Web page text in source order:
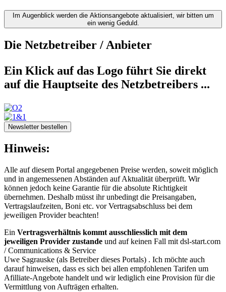
Im Augenblick werden die Aktionsangebote aktualisiert, wir bitten um
ein wenig Geduld.
Die Netzbetreiber / Anbieter
Ein Klick auf das Logo führt Sie direkt
auf die Hauptseite des Netzbetreibers ...
Newsletter bestellen
Hinweis:
Alle auf diesem Portal angegebenen Preise werden, soweit möglich
und in angemessenen Abständen auf Aktualität überprüft. Wir
können jedoch keine Garantie für die absolute Richtigkeit
übernehmen. Deshalb müsst ihr unbedingt die Preisangaben,
Vertragslaufzeiten, Boni etc. vor Vertragsabschluss bei dem
jeweiligen Provider beachten!
Ein Vertragsverhältnis kommt ausschliesslich mit dem
jeweiligen Provider zustande und auf keinen Fall mit dsl-start.com
/Communications & Service
Uwe Sagrauske (als Betreiber dieses Portals) . Ich möchte auch
darauf hinweisen, dass es sich bei allen empfohlenen Tarifen um
Afilliate-Angebote handelt und wir lediglich eine Provision für die
Vermittlung von Aufträgen erhalten.